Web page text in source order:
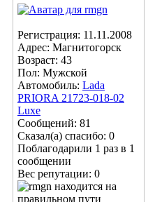
Регистрация: 11.11.2008
Адрес: Магнитогорск
Возраст: 43
Пол: Мужской
Автомобиль: Lada
PRIORA 21723-018-02
Luxe
Сообщений: 81
Сказал(а) спасибо: 0
Поблагодарили 1 раз в 1
сообщении
Вес репутации: 0